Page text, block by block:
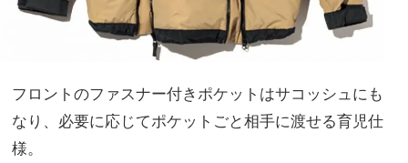
フロントのファスナー付きポケットはサコッシュにも
なり、必要に応じてポケットごと相手に渡せる育児仕
様。